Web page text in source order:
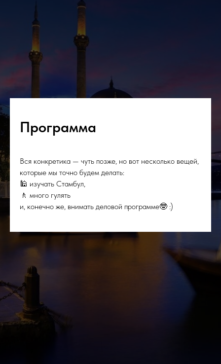
Программа
Вся конкретика — чуть позже, но вот несколько вещей,
которые мы точно будем делать:
🕌 изучать Стамбул,
🚶 много гулять
и, конечно же, внимать деловой программе🤓 :)